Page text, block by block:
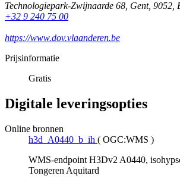
Technologiepark-Zwijnaarde 68, Gent, 9052,
+32 9 240 75 00
https://www.dov.vlaanderen.be
Prijsinformatie
Gratis
Digitale leveringsopties
Online bronnen
h3d_A0440_b_ih ( OGC:WMS )
WMS-endpoint H3Dv2 A0440,
Tongeren Aquitard